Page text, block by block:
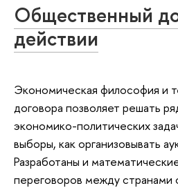
Общественный
действии
Экономическая философия и
договора позволяет решать
экономико-политических
выборы, как организовывать
Разработаны и
переговоров между странами